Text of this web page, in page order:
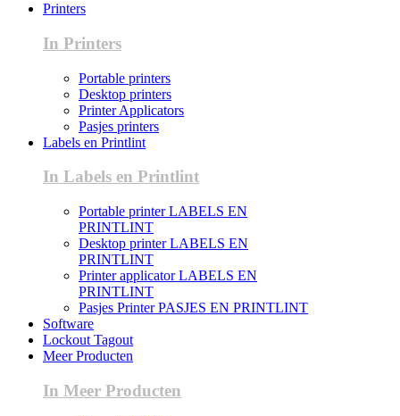
Printers
In Printers
Portable printers
Desktop printers
Printer Applicators
Pasjes printers
Labels en Printlint
In Labels en Printlint
Portable printer LABELS EN
PRINTLINT
Desktop printer LABELS EN
PRINTLINT
Printer applicator LABELS EN
PRINTLINT
Pasjes Printer PASJES EN PRINTLINT
Software
Lockout Tagout
Meer Producten
In Meer Producten